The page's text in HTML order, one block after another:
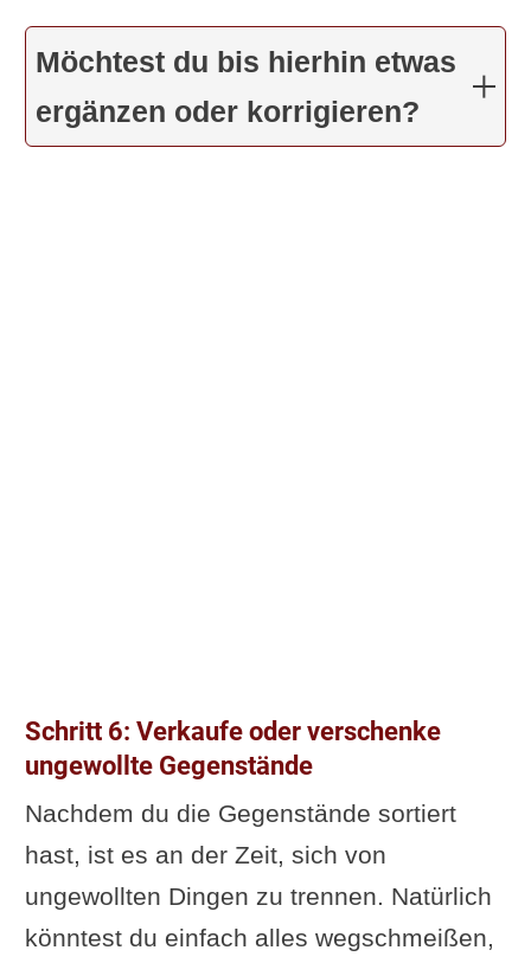
Möchtest du bis hierhin etwas
ergänzen oder korrigieren?
Schritt 6: Verkaufe oder verschenke
ungewollte Gegenstände
Nachdem du die Gegenstände sortiert
hast, ist es an der Zeit, sich von
ungewollten Dingen zu trennen. Natürlich
könntest du einfach alles wegschmeißen,